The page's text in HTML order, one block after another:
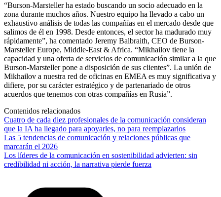
“Burson-Marsteller ha estado buscando un socio adecuado en la
zona durante muchos años. Nuestro equipo ha llevado a cabo un
exhaustivo análisis de todas las compañías en el mercado desde que
salimos de él en 1998. Desde entonces, el sector ha madurado muy
rápidamente”, ha comentado Jeremy Balbraith, CEO de Burson-
Marsteller Europe, Middle-East & Africa. “Mikhailov tiene la
capacidad y una oferta de servicios de comunicación similar a la que
Burson-Marsteller pone a disposición de sus clientes”. La unión de
Mikhailov a nuestra red de oficinas en EMEA es muy significativa y
difiere, por su carácter estratégico y de partenariado de otros
acuerdos que tenemos con otras compañías en Rusia”.
Contenidos relacionados
Cuatro de cada diez profesionales de la comunicación consideran
que la IA ha llegado para apoyarles, no para reemplazarlos
Las 5 tendencias de comunicación y relaciones públicas que
marcarán el 2026
Los líderes de la comunicación en sostenibilidad advierten: sin
credibilidad ni acción, la narrativa pierde fuerza